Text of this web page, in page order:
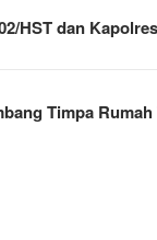
HST dan
Timpa